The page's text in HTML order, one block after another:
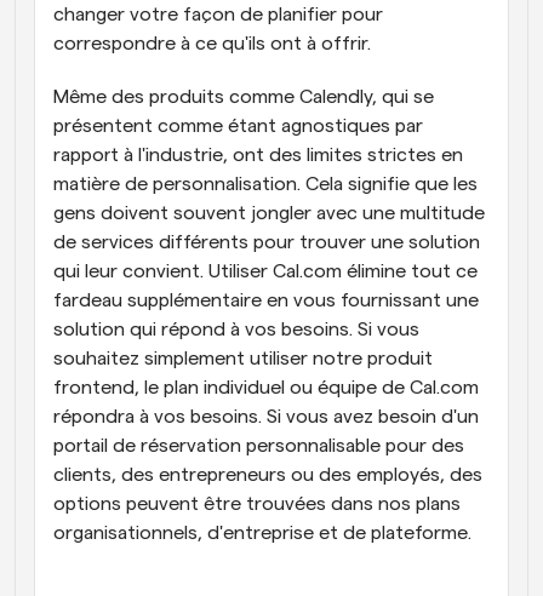
changer votre façon de planifier pour
correspondre à ce qu'ils ont à offrir.
Même des produits comme Calendly, qui se
présentent comme étant agnostiques par
rapport à l'industrie, ont des limites strictes en
matière de personnalisation. Cela signifie que les
gens doivent souvent jongler avec une multitude
de services différents pour trouver une solution
qui leur convient. Utiliser Cal.com élimine tout ce
fardeau supplémentaire en vous fournissant une
solution qui répond à vos besoins. Si vous
souhaitez simplement utiliser notre produit
frontend, le plan individuel ou équipe de Cal.com
répondra à vos besoins. Si vous avez besoin d'un
portail de réservation personnalisable pour des
clients, des entrepreneurs ou des employés, des
options peuvent être trouvées dans nos plans
organisationnels, d'entreprise et de plateforme.